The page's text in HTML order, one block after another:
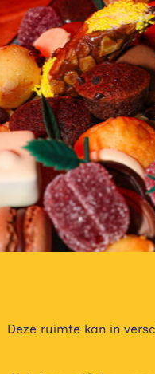
Deze ruimte kan in